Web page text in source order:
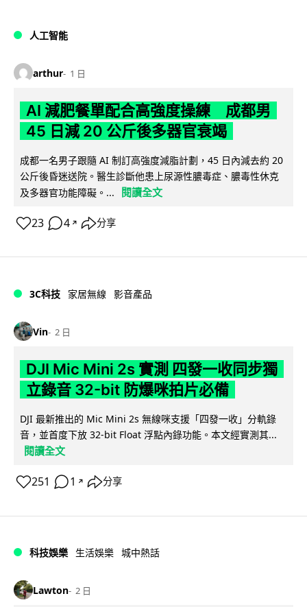
人工智能
arthur 1 日
AI 減肥餐單配合高強度操練 成都男
45 日減 20 公斤後多器官衰竭
成都一名男子跟隨 AI 制訂高強度減脂計劃，45 日內減去約 20
公斤後昏迷送院。醫生診斷他患上尿源性膿毒症、膿毒性休克
及多器官功能障礙。...
閱讀全文
23 4 ↗ 分享
3C科技 家居無線 影音產品
Vin 2 日
DJI Mic Mini 2s 實測 四發一收同步獨
立錄音 32-bit 防爆咪拍片必備
DJI 最新推出的 Mic Mini 2s 無線咪支援「四發一收」分軌錄
音，並首度下放 32-bit Float 浮點內錄功能。本文經實測其...
閱讀全文
251 1 ↗ 分享
科技娛樂 生活娛樂 城中熱話
Lawton 2 日